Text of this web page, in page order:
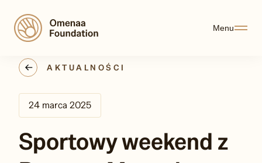
Menu
AKTUALNOŚCI
24 marca 2025
Sportowy weekend z